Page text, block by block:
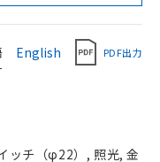
English PDF出力
ッチ（φ22）, 照光, 金